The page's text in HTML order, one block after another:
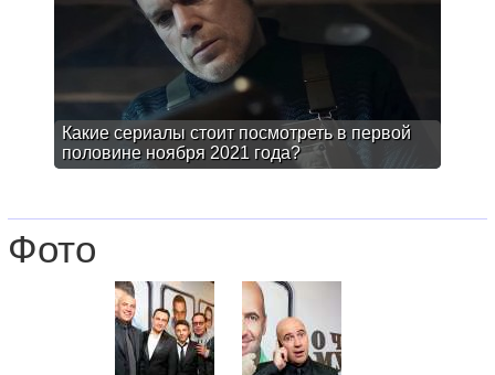
Какие сериалы стоит посмотреть в первой
половине ноября 2021 года?
Фото